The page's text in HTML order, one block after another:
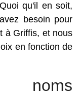
qu'il en soit,
besoin pour
à Griffis, et nous
en fonction de
noms